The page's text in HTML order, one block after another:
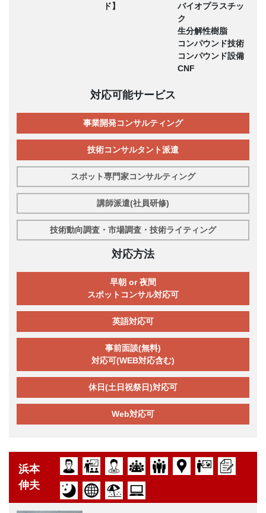
ド】
バイオプラスチッ
ク
生分解性樹脂
コンパウンド技術
コンパウンド設備
CNF
対応可能サービス
事業開発コンサルティング
技術コンサルタント派遣
スポット専門家コンサルティング
講師派遣(社員研修)
技術動向調査・市場調査・技術ライティング
対応方法
早朝 or 夜間
スポットコンサル対応可
英語対応可
事前面談(無料)
対応可(WEB対応含む)
休日(土日祝祭日)対応可
Web対応可
浜本
伸夫